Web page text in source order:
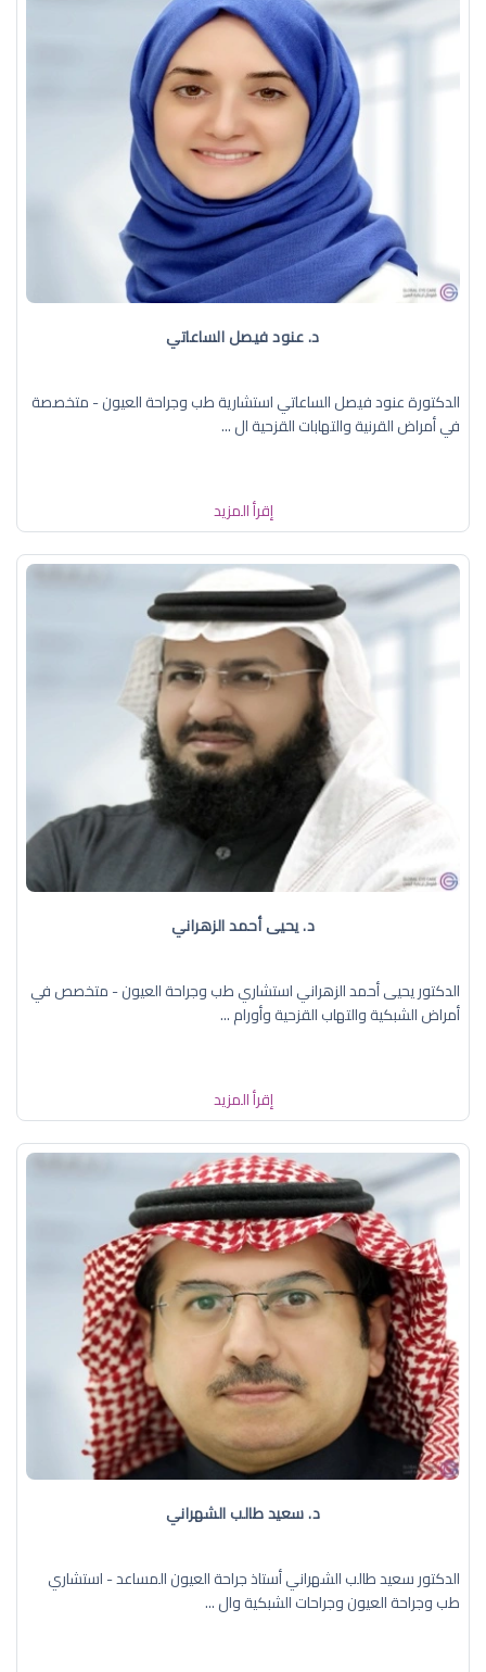
د. عنود فيصل الساعاتي
الدكتورة عنود فيصل الساعاتي استشارية طب وجراحة العيون - متخصصة
في أمراض القرنية والتهابات القزحية ال ...
إقرأ المزيد
د. يحيى أحمد الزهراني
الدكتور يحيى أحمد الزهراني استشاري طب وجراحة العيون - متخصص في
أمراض الشبكية والتهاب القزحية وأورام ...
إقرأ المزيد
د. سعيد طالب الشهراني
الدكتور سعيد طالب الشهراني أستاذ جراحة العيون المساعد - استشاري
طب وجراحة العيون وجراحات الشبكية وال ...